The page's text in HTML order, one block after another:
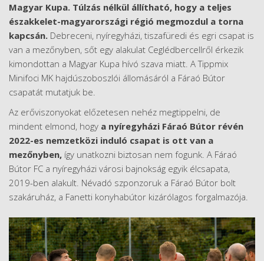
Magyar Kupa. Túlzás nélkül állítható, hogy a teljes
északkelet-magyarországi régió megmozdul a torna
kapcsán. Debreceni, nyíregyházi, tiszafüredi és egri csapat is
van a mezőnyben, sőt egy alakulat Ceglédbercellről érkezik
kimondottan a Magyar Kupa hívó szava miatt. A Tippmix
Minifoci MK hajdúszoboszlói állomásáról a Fáraó Bútor
csapatát mutatjuk be.
Az erőviszonyokat előzetesen nehéz megtippelni, de
mindent elmond, hogy a nyíregyházi Fáraó Bútor révén
2022-es nemzetközi induló csapat is ott van a
mezőnyben, így unatkozni biztosan nem fogunk. A Fáraó
Bútor FC a nyíregyházi városi bajnokság egyik élcsapata,
2019-ben alakult. Névadó szponzoruk a Fáraó Bútor bolt
szakáruház, a Fanetti konyhabútor kizárólagos forgalmazója.